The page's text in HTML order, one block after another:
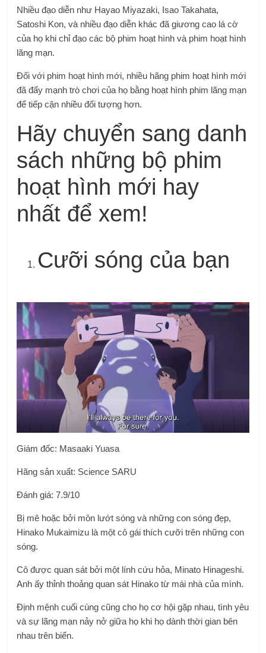
Nhiều đạo diễn như Hayao Miyazaki, Isao Takahata,
Satoshi Kon, và nhiều đạo diễn khác đã giương cao lá cờ
của họ khi chỉ đạo các bộ phim hoạt hình và phim hoạt hình
lãng mạn.
Đối với phim hoạt hình mới, nhiều hãng phim hoạt hình mới
đã đẩy mạnh trò chơi của họ bằng hoạt hình phim lãng mạn
để tiếp cận nhiều đối tượng hơn.
Hãy chuyển sang danh
sách những bộ phim
hoạt hình mới hay
nhất để xem!
Cưỡi sóng của bạn
Giám đốc: Masaaki Yuasa
Hãng sản xuất: Science SARU
Đánh giá: 7.9/10
Bị mê hoặc bởi môn lướt sóng và những con sóng đẹp,
Hinako Mukaimizu là một cô gái thích cưỡi trên những con
sóng.
Cô được quan sát bởi một lính cứu hỏa, Minato Hinageshi.
Anh ấy thỉnh thoảng quan sát Hinako từ mái nhà của mình.
Định mệnh cuối cùng cũng cho họ cơ hội gặp nhau, tình yêu
và sự lãng mạn nảy nở giữa họ khi họ dành thời gian bên
nhau trên biển.